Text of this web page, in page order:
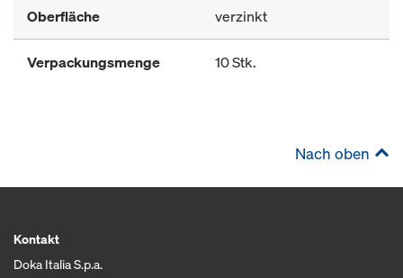
Oberfläche verzinkt
Verpackungsmenge 10 Stk.
Nach oben
Kontakt
Doka Italia S.p.a.